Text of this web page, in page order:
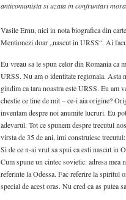
anticomunista si uzata in confruntari
Vasile Ernu, nici in nota biografica din
Mentionezi doar „nascut in URSS“. Ai
Eu vreau sa le spun celor din Romania ca
URSS. Nu am o identitate regionala. Asta
gindim ca tara noastra este URSS. Eu
chestie ce tine de mit – ce-i aia origine?
inventam despre noi anumite lucruri. Eu
adevarul. Tot ce spunem despre trecutul
virsta de 35 de ani, imi construiesc
Si de ce n-ai vrut sa spui ca esti nascut in
Cum spune un cintec sovietic: adresa mea
referinte la Odessa. Fac referire la spiritul
special de acest oras. Nu cred ca as putea